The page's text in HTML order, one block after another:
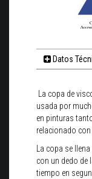
Datos
La copa de
usada por
en pinturas
relacionado
La copa se
con un dedo de
tiempo en